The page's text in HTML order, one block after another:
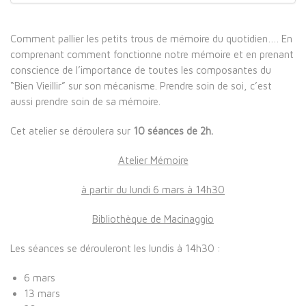
Comment pallier les petits trous de mémoire du quotidien…. En
comprenant comment fonctionne notre mémoire et en prenant
conscience de l’importance de toutes les composantes du
“Bien Vieillir” sur son mécanisme. Prendre soin de soi, c’est
aussi prendre soin de sa mémoire.
Cet atelier se déroulera sur 10 séances de 2h.
Atelier Mémoire
à partir du lundi 6 mars à 14h30
Bibliothèque de Macinaggio
Les séances se dérouleront les lundis à 14h30 :
6 mars
13 mars